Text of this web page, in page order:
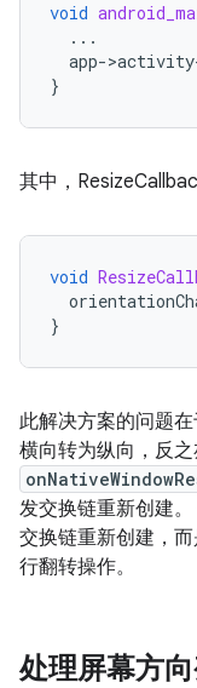
void
...
app->activity
}
其中，
void
}
此解决方案的问题
横向转为纵向，反
发交换链重新创建
交换链重新创建，
行翻转操作。
处理屏幕方